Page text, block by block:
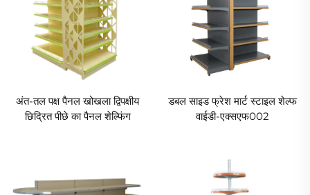
अंत-तल पक्ष पैनल खोखला द्विपक्षीय
छिद्रित पीछे का पैनल शेल्फिंग
डबल साइड फ्रेश मार्ट स्टाइल शेल्फ
वाईडी-एक्सएफ002